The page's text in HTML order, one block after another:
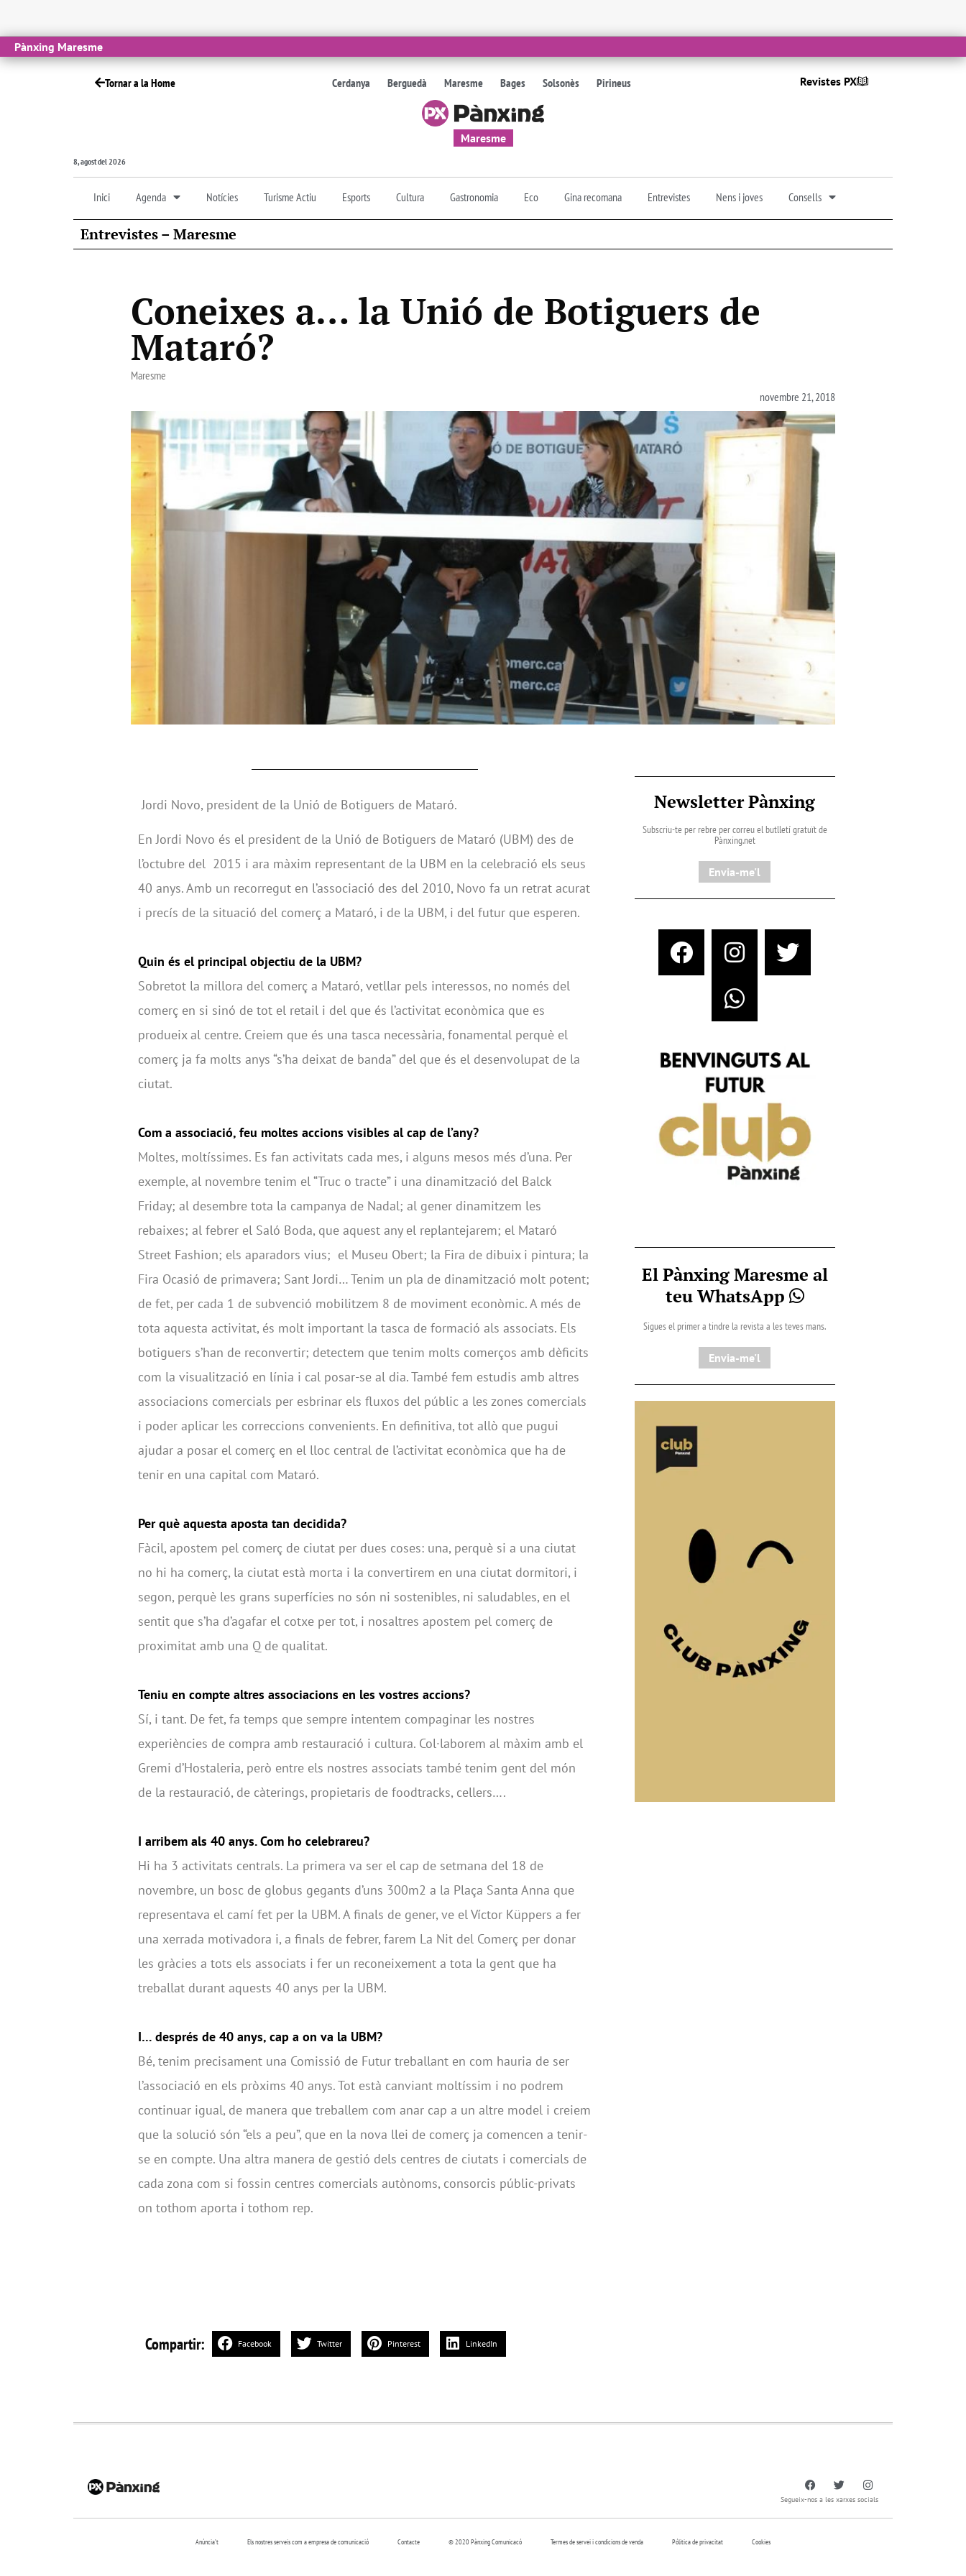
Pànxing Maresme
Tornar a la Home Cerdanya Berguedà Maresme Bages Solsonès Pirineus Revistes PX
Maresme
8, agost del 2026
Inici Agenda Notícies Turisme Actiu Esports Cultura Gastronomia Eco Gina recomana Entrevistes Nens i joves Consells
Entrevistes – Maresme
Coneixes a… la Unió de Botiguers de
Mataró?
Maresme
novembre 21, 2018
Jordi Novo, president de la Unió de Botiguers de Mataró.
En Jordi Novo és el president de la Unió de Botiguers de Mataró (UBM) des de
l’octubre del 2015 i ara màxim representant de la UBM en la celebració els seus
40 anys. Amb un recorregut en l’associació des del 2010, Novo fa un retrat acurat
i precís de la situació del comerç a Mataró, i de la UBM, i del futur que esperen.
Quin és el principal objectiu de la UBM?
Sobretot la millora del comerç a Mataró, vetllar pels interessos, no només del
comerç en si sinó de tot el retail i del que és l’activitat econòmica que es
produeix al centre. Creiem que és una tasca necessària, fonamental perquè el
comerç ja fa molts anys “s’ha deixat de banda” del que és el desenvolupat de la
ciutat.
Com a associació, feu moltes accions visibles al cap de l’any?
Moltes, moltíssimes. Es fan activitats cada mes, i alguns mesos més d’una. Per
exemple, al novembre tenim el “Truc o tracte” i una dinamització del Balck
Friday; al desembre tota la campanya de Nadal; al gener dinamitzem les
rebaixes; al febrer el Saló Boda, que aquest any el replantejarem; el Mataró
Street Fashion; els aparadors vius; el Museu Obert; la Fira de dibuix i pintura; la
Fira Ocasió de primavera; Sant Jordi… Tenim un pla de dinamització molt potent;
de fet, per cada 1 de subvenció mobilitzem 8 de moviment econòmic. A més de
tota aquesta activitat, és molt important la tasca de formació als associats. Els
botiguers s’han de reconvertir; detectem que tenim molts comerços amb dèficits
com la visualització en línia i cal posar-se al dia. També fem estudis amb altres
associacions comercials per esbrinar els fluxos del públic a les zones comercials
i poder aplicar les correccions convenients. En definitiva, tot allò que pugui
ajudar a posar el comerç en el lloc central de l’activitat econòmica que ha de
tenir en una capital com Mataró.
Per què aquesta aposta tan decidida?
Fàcil, apostem pel comerç de ciutat per dues coses: una, perquè si a una ciutat
no hi ha comerç, la ciutat està morta i la convertirem en una ciutat dormitori, i
segon, perquè les grans superfícies no són ni sostenibles, ni saludables, en el
sentit que s’ha d’agafar el cotxe per tot, i nosaltres apostem pel comerç de
proximitat amb una Q de qualitat.
Teniu en compte altres associacions en les vostres accions?
Sí, i tant. De fet, fa temps que sempre intentem compaginar les nostres
experiències de compra amb restauració i cultura. Col·laborem al màxim amb el
Gremi d’Hostaleria, però entre els nostres associats també tenim gent del món
de la restauració, de càterings, propietaris de foodtracks, cellers….
I arribem als 40 anys. Com ho celebrareu?
Hi ha 3 activitats centrals. La primera va ser el cap de setmana del 18 de
novembre, un bosc de globus gegants d’uns 300m2 a la Plaça Santa Anna que
representava el camí fet per la UBM. A finals de gener, ve el Víctor Küppers a fer
una xerrada motivadora i, a finals de febrer, farem La Nit del Comerç per donar
les gràcies a tots els associats i fer un reconeixement a tota la gent que ha
treballat durant aquests 40 anys per la UBM.
I… després de 40 anys, cap a on va la UBM?
Bé, tenim precisament una Comissió de Futur treballant en com hauria de ser
l’associació en els pròxims 40 anys. Tot està canviant moltíssim i no podrem
continuar igual, de manera que treballem com anar cap a un altre model i creiem
que la solució són “els a peu”, que en la nova llei de comerç ja comencen a tenir-
se en compte. Una altra manera de gestió dels centres de ciutats i comercials de
cada zona com si fossin centres comercials autònoms, consorcis públic-privats
on tothom aporta i tothom rep.
Compartir: Facebook Twitter Pinterest LinkedIn
Newsletter Pànxing
Subscriu-te per rebre per correu el butlletí gratuït de
Pànxing.net​
Envia-me'l
El Pànxing Maresme al
teu WhatsApp
Sigues el primer a tindre la revista a les teves mans.
Envia-me'l
Segueix-nos a les xarxes socials
Anúncia’t Els nostres serveis com a empresa de comunicació Contacte © 2020 Pànxing Comunicacó Termes de servei i condicions de venda Pólitica de privacitat Cookies